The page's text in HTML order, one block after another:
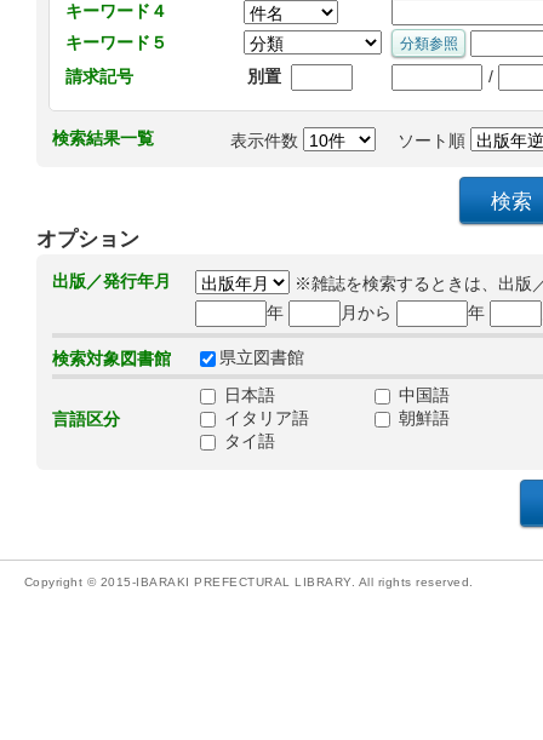
キーワード４
キーワード５
請求記号
別置 /
検索結果一覧 表示件数 ソート順
オプション
出版／発行年月
※雑誌を検索するときは、出版
年
月から 年
検索対象図書館 県立図書館
言語区分
日本語
中国語
イタリア語
朝鮮語
タイ語
Copyright © 2015-IBARAKI PREFECTURAL LIBRARY. All rights reserved.